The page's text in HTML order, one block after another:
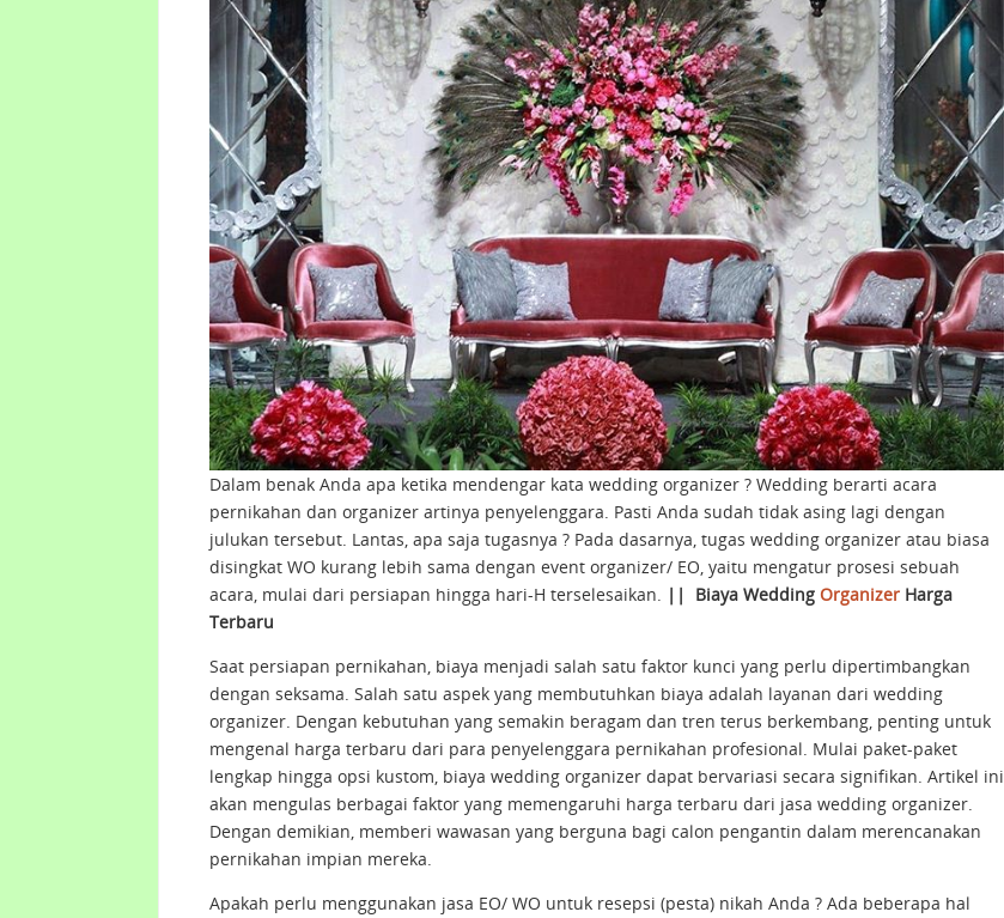
Dalam benak Anda apa ketika mendengar kata wedding organizer ? Wedding berarti acara
pernikahan dan organizer artinya penyelenggara. Pasti Anda sudah tidak asing lagi dengan
julukan tersebut. Lantas, apa saja tugasnya ? Pada dasarnya, tugas wedding organizer atau biasa
disingkat WO kurang lebih sama dengan event organizer/ EO, yaitu mengatur prosesi sebuah
acara, mulai dari persiapan hingga hari-H terselesaikan. || Biaya Wedding Organizer Harga
Terbaru
Saat persiapan pernikahan, biaya menjadi salah satu faktor kunci yang perlu dipertimbangkan
dengan seksama. Salah satu aspek yang membutuhkan biaya adalah layanan dari wedding
organizer. Dengan kebutuhan yang semakin beragam dan tren terus berkembang, penting untuk
mengenal harga terbaru dari para penyelenggara pernikahan profesional. Mulai paket-paket
lengkap hingga opsi kustom, biaya wedding organizer dapat bervariasi secara signifikan. Artikel ini
akan mengulas berbagai faktor yang memengaruhi harga terbaru dari jasa wedding organizer.
Dengan demikian, memberi wawasan yang berguna bagi calon pengantin dalam merencanakan
pernikahan impian mereka.
Apakah perlu menggunakan jasa EO/ WO untuk resepsi (pesta) nikah Anda ? Ada beberapa hal